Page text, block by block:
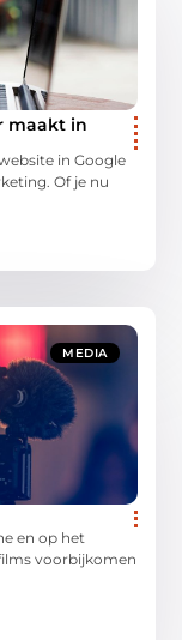
maakt in
in Google
Of je nu
MEDIA
en op het
voorbijkomen